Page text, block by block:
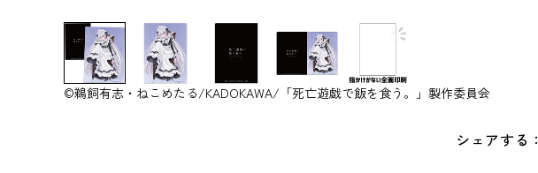
©鵜飼有志・ねこめたる/KADOKAWA/「死亡遊戯で飯を食う。」製作委員会
シェアする：